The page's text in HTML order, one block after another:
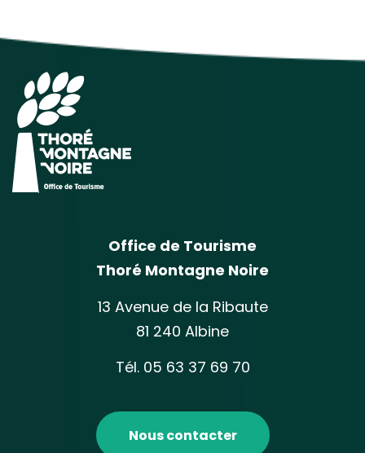
Office de Tourisme
Thoré Montagne Noire
13 Avenue de la Ribaute
81 240 Albine
Tél. 05 63 37 69 70
Nous contacter